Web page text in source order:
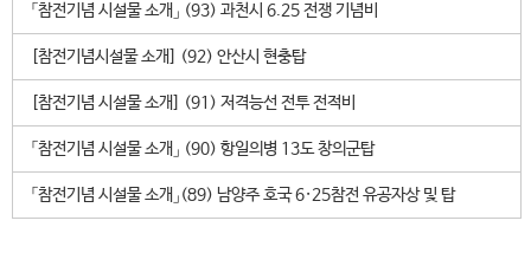
「참전기념 시설물 소개」 (93) 과천시 6.25 전쟁 기념비
[참전기념시설물 소개] (92) 안산시 현충탑
[참전기념 시설물 소개] (91) 저격능선 전투 전적비
「참전기념 시설물 소개」 (90) 항일의병 13도 창의군탑
「참전기념 시설물 소개」(89) 남양주 호국 6·25참전 유공자상 및 탑